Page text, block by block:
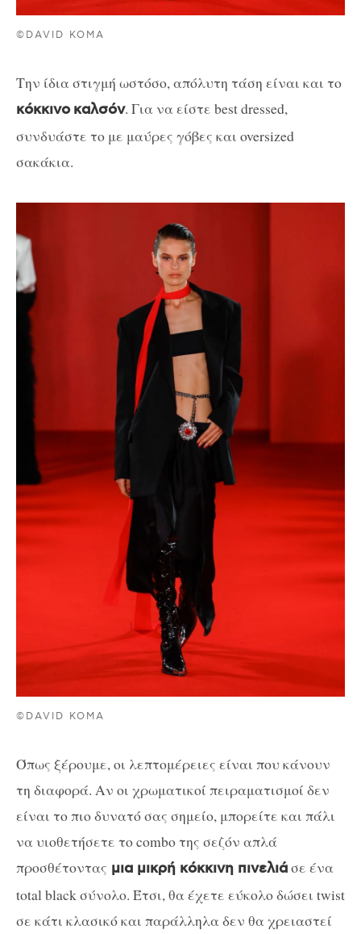
©DAVID KOMA
Την ίδια στιγμή ωστόσο, απόλυτη τάση είναι και το
κόκκινο καλσόν. Για να είστε best dressed,
συνδυάστε το με μαύρες γόβες και oversized
σακάκια.
©DAVID KOMA
Όπως ξέρουμε, οι λεπτομέρειες είναι που κάνουν
τη διαφορά. Αν οι χρωματικοί πειραματισμοί δεν
είναι το πιο δυνατό σας σημείο, μπορείτε και πάλι
να υιοθετήσετε το combo της σεζόν απλά
προσθέτοντας μια μικρή κόκκινη πινελιάσε ένα
total black σύνολο. Έτσι, θα έχετε εύκολο δώσει twist
σε κάτι κλασικό και παράλληλα δεν θα χρειαστεί